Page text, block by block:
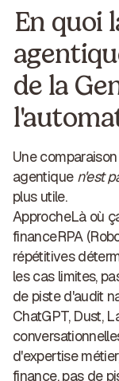
En quoi
de la
Une
agentique n'est
plus utile.
ApprocheLà où
financeRPA
répétitives
les cas limites,
de piste d'audit
ChatGPT, Dust,
d'expertise
finance, pas de